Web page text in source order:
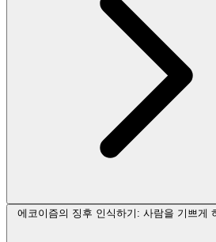
에코이즘의 징후 인식하기: 사람을 기쁘게